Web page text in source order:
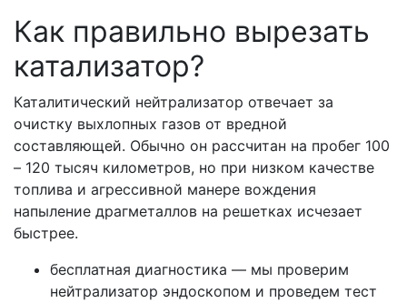
Как правильно вырезать
катализатор?
Каталитический нейтрализатор отвечает за
очистку выхлопных газов от вредной
составляющей. Обычно он рассчитан на пробег 100
– 120 тысяч километров, но при низком качестве
топлива и агрессивной манере вождения
напыление драгметаллов на решетках исчезает
быстрее.
бесплатная диагностика — мы проверим
нейтрализатор эндоскопом и проведем тест